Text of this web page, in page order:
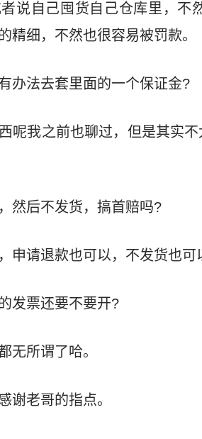
说自己囤货自己仓库里，不
精细，不然也很容易被罚款。
办法去套里面的一个保证金?
呢我之前也聊过，但是其实
然后不发货，搞首赔吗?
申请退款也可以，不发货也可
发票还要不要开?
无所谓了哈。
谢老哥的指点。